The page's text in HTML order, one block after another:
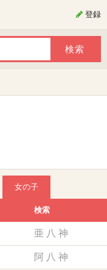
登録
女の子
検索
亜 八 神
阿 八 神